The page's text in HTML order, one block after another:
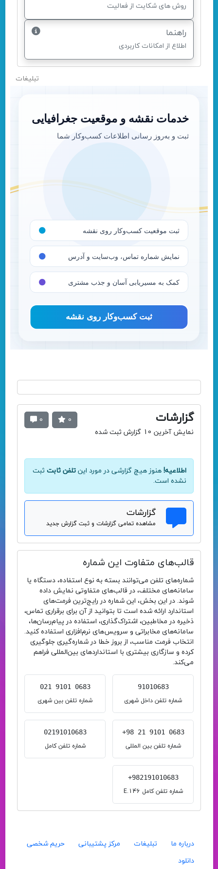
روش های شکایت از فعالیت
راهنما
اطلاع از امکانات کاربردی
0 0 گزارشات
نمایش آخرین 10 گزارش ثبت شده
اطلاعیه! هنوز هیچ گزارشی در مورد این تلفن ثابت ثبت
نشده است.
گزارشات
مشاهده تمامی گزارشات و ثبت گزارش جدید
قالب‌های متفاوت این شماره
شماره‌های تلفن می‌توانند بسته به نوع استفاده، دستگاه یا
سامانه‌های مختلف، در قالب‌های متفاوتی نمایش داده
شوند. در این بخش، این شماره در رایج‌ترین فرمت‌های
استاندارد ارائه شده است تا بتوانید از آن برای برقراری تماس،
ذخیره در مخاطبین، اشتراک‌گذاری، استفاده در پیام‌رسان‌ها،
سامانه‌های مخابراتی و سرویس‌های نرم‌افزاری استفاده کنید.
انتخاب فرمت مناسب، از بروز خطا در شماره‌گیری جلوگیری
کرده و سازگاری بیشتری با استانداردهای بین‌المللی فراهم
می‌کند.
91010683
شماره تلفن داخل شهری
021 9101 0683
شماره تلفن بین شهری
+98 21 9101 0683
شماره تلفن بین المللی
02191010683
شماره تلفن کامل
+982191010683
شماره تلفن کامل E.146
درباره ما تبلیغات مرکز پشتیبانی
حریم شخصی
دانلود